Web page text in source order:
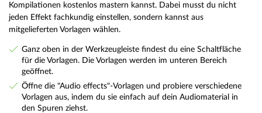
Kompilationen kostenlos mastern kannst. Dabei musst du nicht
jeden Effekt fachkundig einstellen, sondern kannst aus
mitgelieferten Vorlagen wählen.
Ganz oben in der Werkzeugleiste findest du eine Schaltfläche
für die Vorlagen. Die Vorlagen werden im unteren Bereich
geöffnet.
Öffne die "Audio effects"-Vorlagen und probiere verschiedene
Vorlagen aus, indem du sie einfach auf dein Audiomaterial in
den Spuren ziehst.